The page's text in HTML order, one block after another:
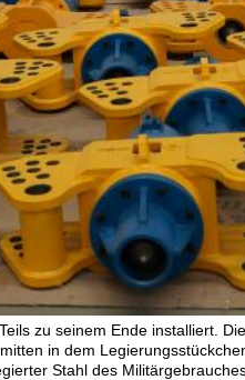
zu seinem Ende installiert.
in dem
Stahl des